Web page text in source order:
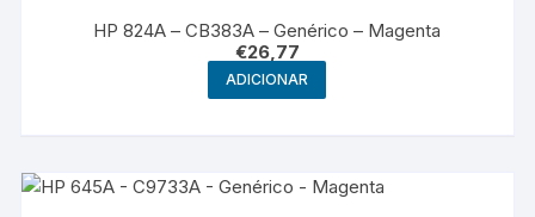
HP 824A – CB383A – Genérico – Magenta
€26,77
ADICIONAR